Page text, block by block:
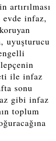
artırılması
evde infaz,
uyuşturucu
ile infaz
sonu
gibi infaz
toplum